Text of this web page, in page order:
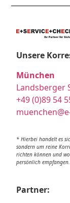
Unsere
München
Landsberger
+49 (0)89 54
* Hierbei handelt es
sondern um reine
richten können und
persönlich empfangen.
Partner: